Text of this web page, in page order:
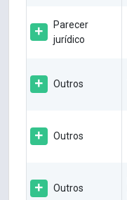
Parecer
jurídico
Outros
Outros
Outros